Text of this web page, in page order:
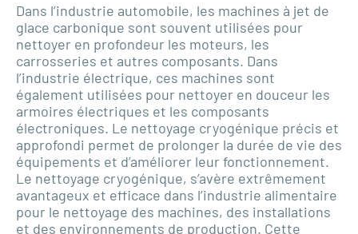
Dans l’industrie automobile, les machines à jet de
glace carbonique sont souvent utilisées pour
nettoyer en profondeur les moteurs, les
carrosseries et autres composants. Dans
l’industrie électrique, ces machines sont
également utilisées pour nettoyer en douceur les
armoires électriques et les composants
électroniques. Le nettoyage cryogénique précis et
approfondi permet de prolonger la durée de vie des
équipements et d’améliorer leur fonctionnement.
Le nettoyage cryogénique, s’avère extrêmement
avantageux et efficace dans l’industrie alimentaire
pour le nettoyage des machines, des installations
et des environnements de production. Cette